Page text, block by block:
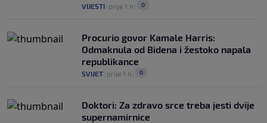
VIJESTI prije 1 h 0
Procurio govor Kamale Harris:
Odmaknula od Bidena i žestoko napala
republikance
SVIJET prije 1 h 0
Doktori: Za zdravo srce treba jesti dvije
supernamirnice